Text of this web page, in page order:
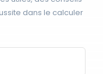
dans le calculer